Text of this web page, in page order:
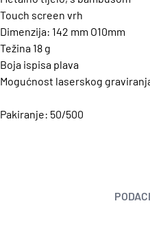
Touch screen vrh
Dimenzija: 142 mm O10mm
Težina 18 g
Boja ispisa plava
Mogućnost laserskog
Pakiranje: 50/500